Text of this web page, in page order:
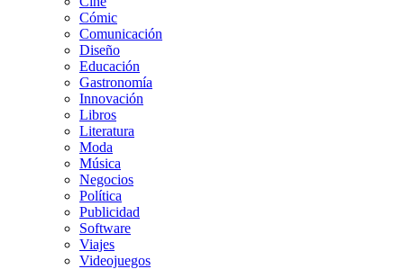
Cómic
Comunicación
Diseño
Educación
Gastronomía
Innovación
Libros
Literatura
Moda
Música
Negocios
Política
Publicidad
Software
Viajes
Videojuegos